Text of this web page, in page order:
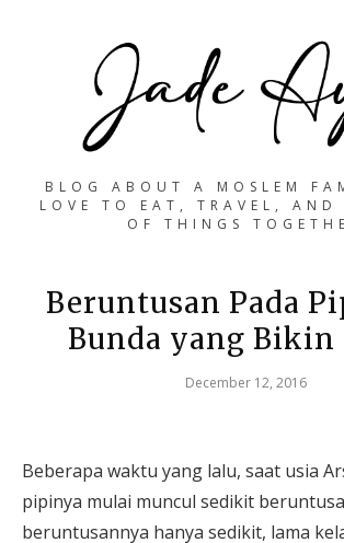
BLOG ABOUT A MOSLEM
LOVE TO EAT, TRAVEL, AND
OF THINGS
Beruntusan Pada
Bunda yang Bikin
December 12, 2016
Beberapa waktu yang lalu, saat usia
pipinya mulai muncul sedikit
beruntusannya hanya sedikit, lama